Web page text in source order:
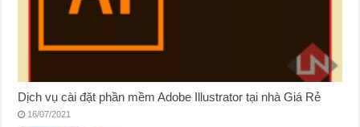
Dịch vụ cài đặt phần mềm Adobe Illustrator tại nhà Giá Rẻ
16/07/2021